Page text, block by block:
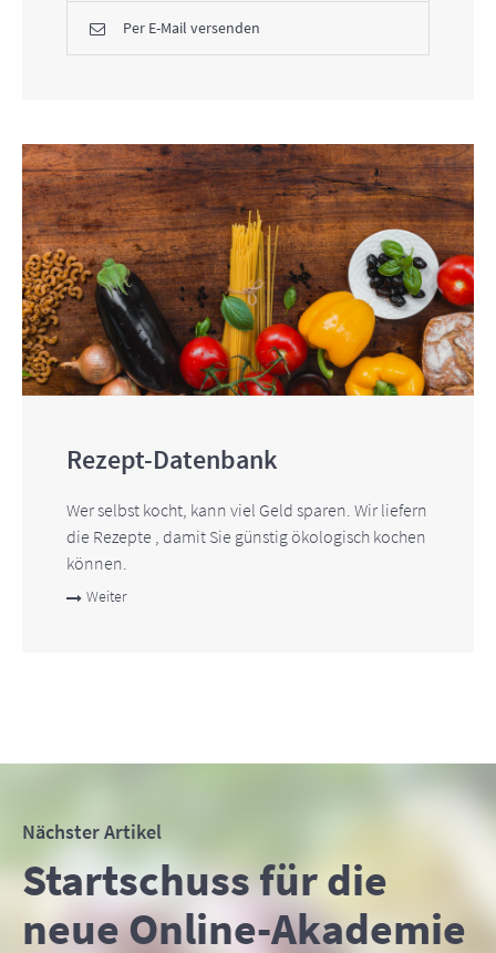
Per E-Mail versenden
Rezept-Datenbank
Wer selbst kocht, kann viel Geld sparen. Wir liefern
die Rezepte , damit Sie günstig ökologisch kochen
können.
Weiter
Nächster Artikel
Startschuss für die
neue Online-Akademie